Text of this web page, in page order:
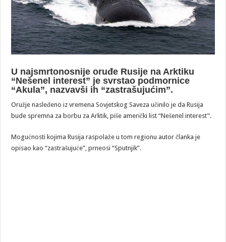
U najsmrtonosnije oruđe Rusije na Arktiku
“Nešenel interest” je svrstao podmornice
“Akula”, nazvavši ih “zastrašujućim”.
Oružje nasleđeno iz vremena Sovjetskog Saveza učinilo je da Rusija
bude spremna za borbu za Arktik, piše američki list “Nešenel interest”.
Mogućnosti kojima Rusija raspolaže u tom regionu autor članka je
opisao kao “zastrašujuće”, prneosi “Sputnjik”.